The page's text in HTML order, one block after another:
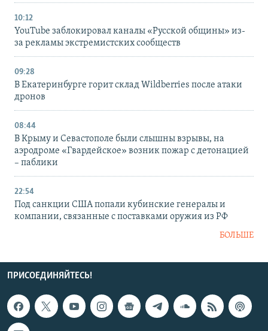
10:12
YouTube заблокировал каналы «Русской общины» из-
за рекламы экстремистских сообществ
09:28
В Екатеринбурге горит склад Wildberries после атаки
дронов
08:44
В Крыму и Севастополе были слышны взрывы, на
аэродроме «Гвардейское» возник пожар с детонацией
– паблики
22:54
Под санкции США попали кубинские генералы и
компании, связанные с поставками оружия из РФ
БОЛЬШЕ
ПРИСОЕДИНЯЙТЕСЬ!